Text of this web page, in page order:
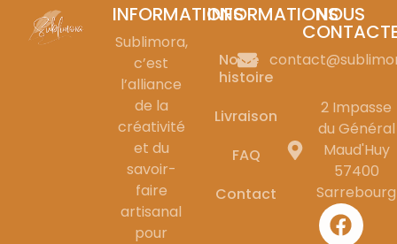
INFORMATIONS
Sublimora,
c’est
l’alliance
de la
créativité
et du
savoir-
faire
artisanal
pour
INFORMATIONS
Notre
histoire
Livraison
FAQ
Contact
NOUS
2 Impasse
du Général
Maud'Huy
57400
Sarrebourg